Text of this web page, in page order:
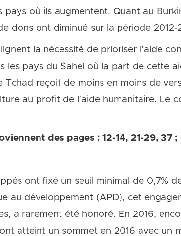
pays où ils augmentent. Quant au
dons ont diminué sur la période
la nécessité de prioriser l’aide
les pays du Sahel où la part de cette
Tchad reçoit de moins en moins de
au profit de l’aide humanitaire. Le
des pages : 12-14, 21-29, 37 ;
ont fixé un seuil minimal de 0,7%
au développement (APD), cet
a rarement été honoré. En 2016,
atteint un sommet en 2016 avec un